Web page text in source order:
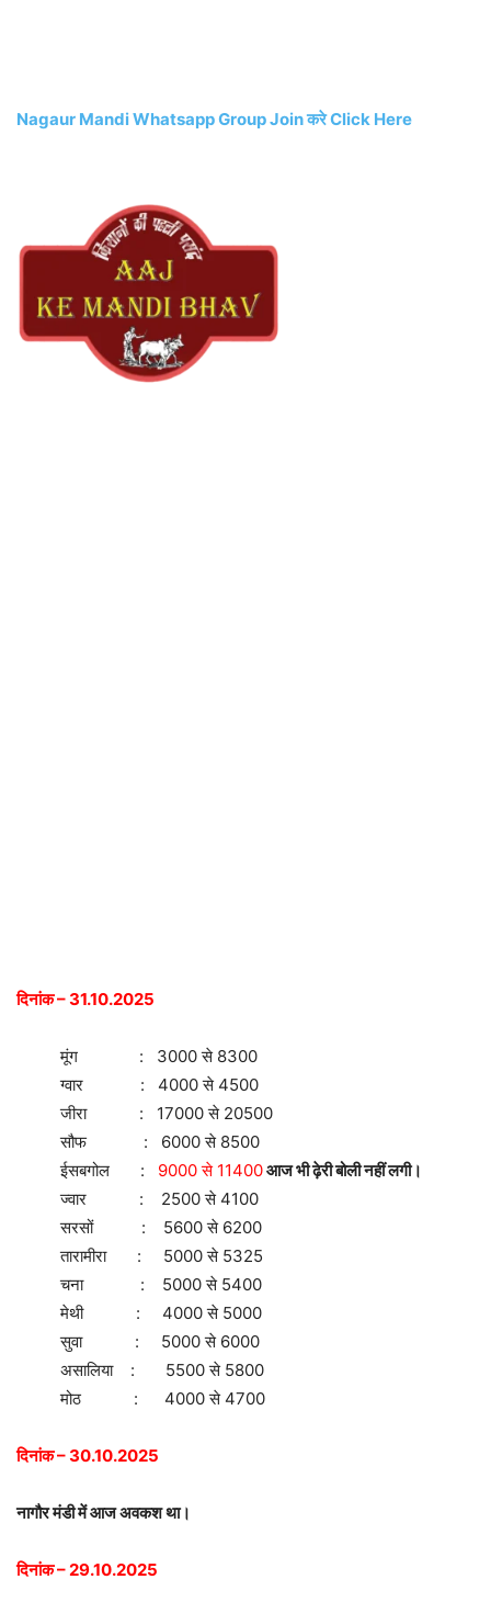
Nagaur Mandi Whatsapp Group Join करे Click Here
दिनांक – 31.10.2025
मूंग : 3000 से 8300
ग्वार : 4000 से 4500
जीरा : 17000 से 20500
सौफ : 6000 से 8500
ईसबगोल : 9000 से 11400आज भी ढ़ेरी बोली नहीं लगी।
ज्वार : 2500 से 4100
सरसों : 5600 से 6200
तारामीरा : 5000 से 5325
चना : 5000 से 5400
मेथी : 4000 से 5000
सुवा : 5000 से 6000
असालिया : 5500 से 5800
मोठ : 4000 से 4700
दिनांक – 30.10.2025
नागौर मंडी में आज अवकश था।
दिनांक – 29.10.2025